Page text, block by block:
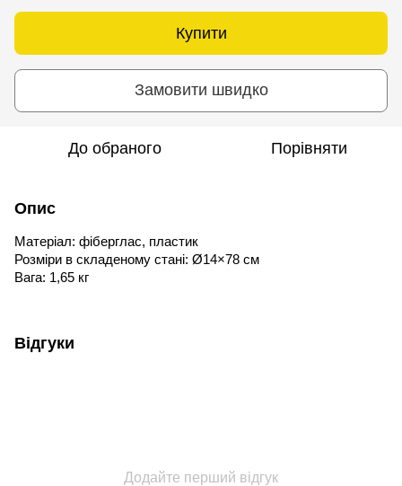
Купити
Замовити швидко
До обраного Порівняти
Опис
Матеріал: фіберглас, пластик
Розміри в складеному стані: Ø14×78 см
Вага: 1,65 кг
Відгуки
Додайте перший відгук